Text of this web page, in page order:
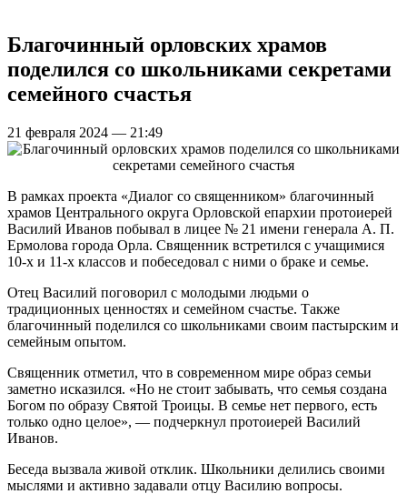
Благочинный орловских храмов
поделился со школьниками секретами
семейного счастья
21 февраля 2024 — 21:49
В рамках проекта «Диалог со священником» благочинный
храмов Центрального округа Орловской епархии протоиерей
Василий Иванов побывал в лицее № 21 имени генерала А. П.
Ермолова города Орла. Священник встретился с учащимися
10-х и 11-х классов и побеседовал с ними о браке и семье.
Отец Василий поговорил с молодыми людьми о
традиционных ценностях и семейном счастье. Также
благочинный поделился со школьниками своим пастырским и
семейным опытом.
Священник отметил, что в современном мире образ семьи
заметно исказился. «Но не стоит забывать, что семья создана
Богом по образу Святой Троицы. В семье нет первого, есть
только одно целое», — подчеркнул протоиерей Василий
Иванов.
Беседа вызвала живой отклик. Школьники делились своими
мыслями и активно задавали отцу Василию вопросы.